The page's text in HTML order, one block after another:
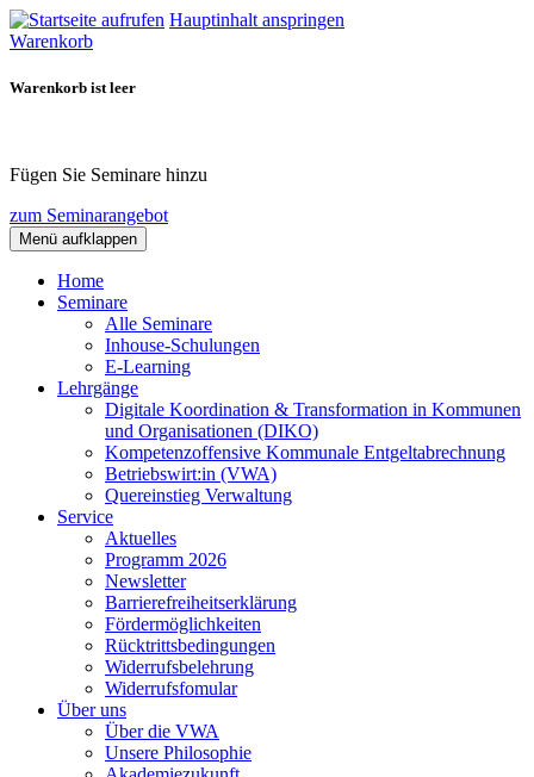
Hauptinhalt anspringen
Warenkorb
Warenkorb ist leer
Fügen Sie Seminare hinzu
zum Seminarangebot
Menü aufklappen
Home
Seminare
Alle Seminare
Inhouse-Schulungen
E-Learning
Lehrgänge
Digitale Koordination & Transformation in Kommunen
und Organisationen (DIKO)
Kompetenzoffensive Kommunale Entgeltabrechnung
Betriebswirt:in (VWA)
Quereinstieg Verwaltung
Service
Aktuelles
Programm 2026
Newsletter
Barrierefreiheitserklärung
Fördermöglichkeiten
Rücktrittsbedingungen
Widerrufsbelehrung
Widerrufsfomular
Über uns
Über die VWA
Unsere Philosophie